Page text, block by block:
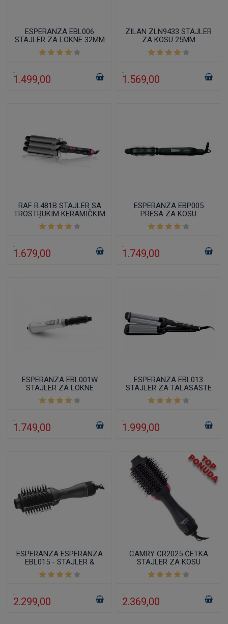
ESPERANZA EBL006
STAJLER ZA LOKNE 32MM
1.499,00
ZILAN ZLN9433 STAJLER
ZA KOSU 25MM
1.569,00
RAF R.481B STAJLER SA
TROSTRUKIM KERAMIČKIM
UVIJAČEM ZA KOSU 97W
1.679,00
ESPERANZA EBP005
PRESA ZA KOSU
1.749,00
ESPERANZA EBL001W
STAJLER ZA LOKNE
1.749,00
ESPERANZA EBL013
STAJLER ZA TALASASTE
LOKNE
1.999,00
ESPERANZA ESPERANZA
EBL015 - STAJLER &
CETKA ZA KOSU
2.299,00
CAMRY CR2025 ČETKA
STAJLER ZA KOSU
2.369,00